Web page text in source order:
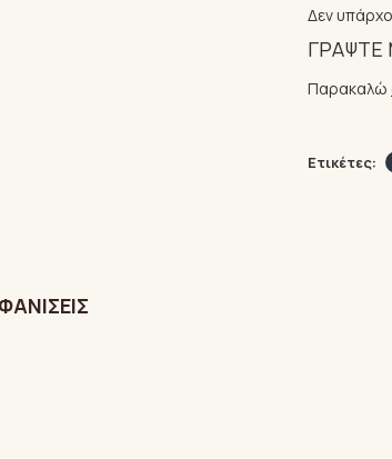
Δεν
ΓΡΆΨΤΕ
Παρακαλώ
Ετικέτες: